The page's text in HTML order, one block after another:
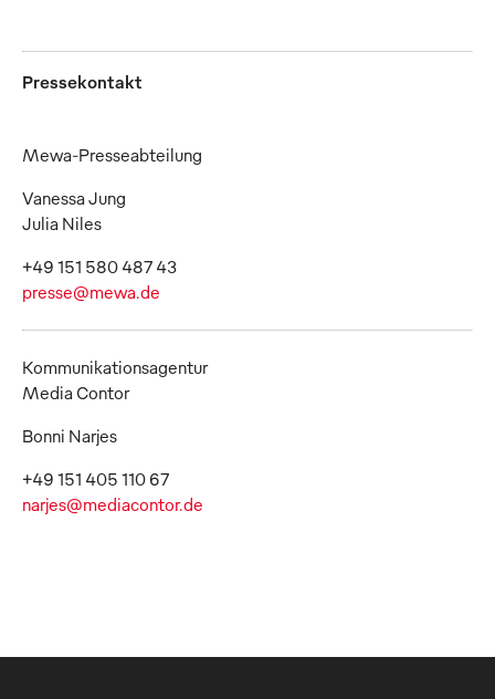
Pressekontakt
Mewa-Presseabteilung
Vanessa Jung
Julia Niles
presse@mewa.de
Kommunikationsagentur
Media Contor
Bonni Narjes
narjes@mediacontor.de